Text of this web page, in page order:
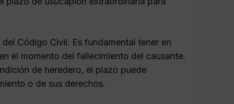
Código Civil. Es fundamental tener en
el momento del fallecimiento del causante.
de heredero, el plazo puede
o de sus derechos.